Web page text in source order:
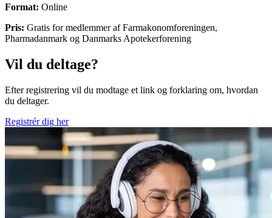
Format: Online
Pris: Gratis for medlemmer af Farmakonomforeningen,
Pharmadanmark og Danmarks Apotekerforening
Vil du deltage?
Efter registrering vil du modtage et link og forklaring om, hvordan
du deltager.
Registrér dig her